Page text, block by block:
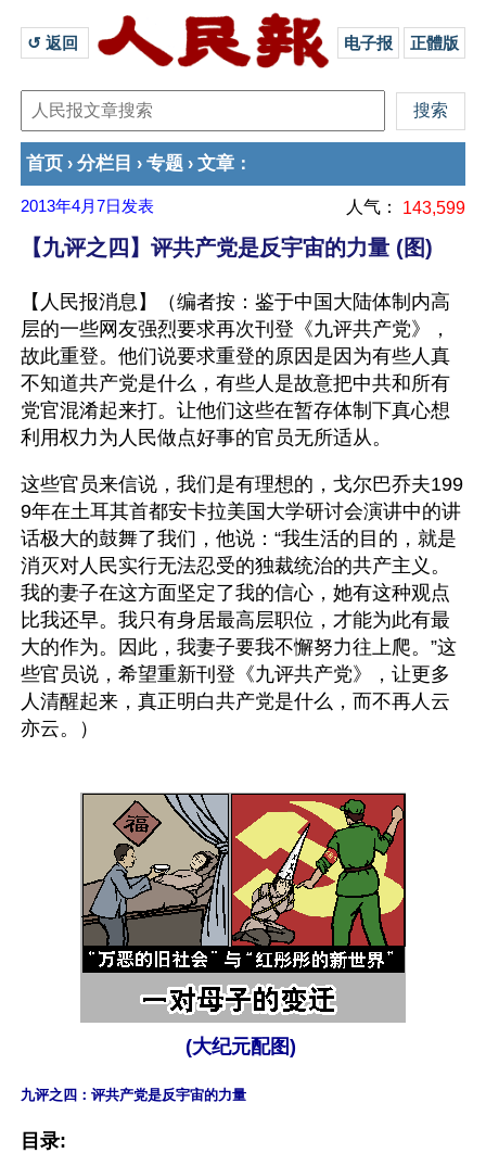
↺ 返回 电子报 正體版
首页 › 分栏目 › 专题 › 文章 ：
2013年4月7日 发表 人气： 143,599
【九评之四】评共产党是反宇宙的力量 (图)
【人民报消息】（编者按：鉴于中国大陆体制内高
层的一些网友强烈要求再次刊登《九评共产党》，
故此重登。他们说要求重登的原因是因为有些人真
不知道共产党是什么，有些人是故意把中共和所有
党官混淆起来打。让他们这些在暂存体制下真心想
利用权力为人民做点好事的官员无所适从。
这些官员来信说，我们是有理想的，戈尔巴乔夫199
9年在土耳其首都安卡拉美国大学研讨会演讲中的讲
话极大的鼓舞了我们，他说：“我生活的目的，就是
消灭对人民实行无法忍受的独裁统治的共产主义。
我的妻子在这方面坚定了我的信心，她有这种观点
比我还早。我只有身居最高层职位，才能为此有最
大的作为。因此，我妻子要我不懈努力往上爬。”这
些官员说，希望重新刊登《九评共产党》，让更多
人清醒起来，真正明白共产党是什么，而不再人云
亦云。）
(大纪元配图)
九评之四：评共产党是反宇宙的力量
目录: